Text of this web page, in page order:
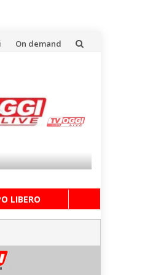
On demand
LIBERO